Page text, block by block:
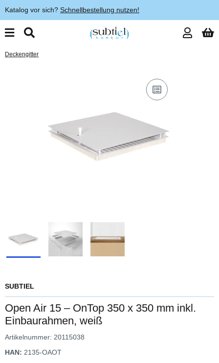
Katalog vor sich? Schnellbestellung nutzen!
Deckengitter
SUBTIEL
Open Air 15 – OnTop 350 x 350 mm inkl.
Einbaurahmen, weiß
Artikelnummer: 20115038
HAN: 2135-OAOT